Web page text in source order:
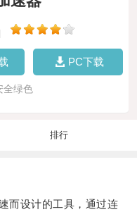
PC下载
全绿色
排行
设计的工具，通过连